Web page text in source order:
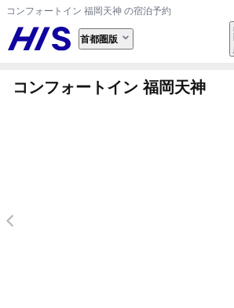
コンフォートイン 福岡天神 の宿泊予約
首都圏版
コンフォートイン 福岡天神